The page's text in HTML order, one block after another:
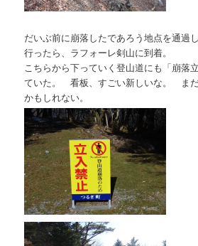
だいぶ前に崩落したであろう地点を通過
行ったら、ラフォーレ剣山に到着。
こちらから下っていく登山道にも「崩落
ていた。 看板、すごい新しいな。 ま
かもしれない。